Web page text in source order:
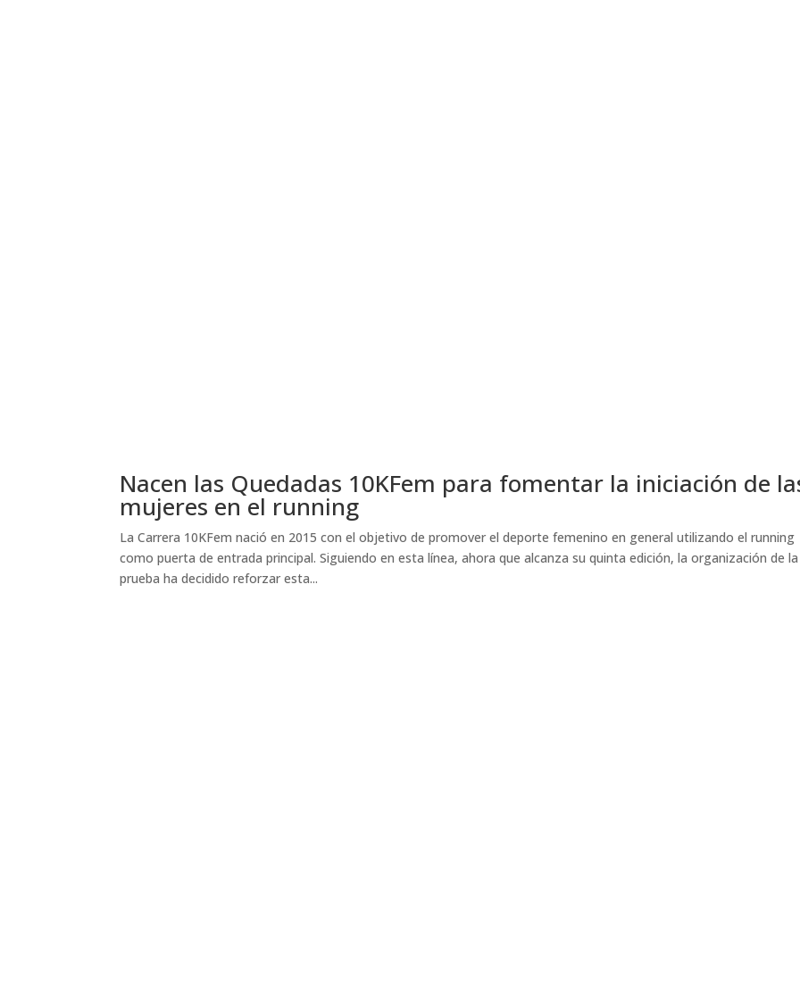
Nacen las Quedadas 10KFem para fomentar la iniciación de
mujeres en el running
La Carrera 10KFem nació en 2015 con el objetivo de promover el deporte femenino en general utilizando el running
como puerta de entrada principal. Siguiendo en esta línea, ahora que alcanza su quinta edición, la organización de la
prueba ha decidido reforzar esta...